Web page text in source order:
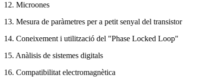
12. Microones
13. Mesura de paràmetres per a petit senyal del transistor
14. Coneixement i utilització del "Phase Locked Loop"
15. Anàlisis de sistemes digitals
16. Compatibilitat electromagnètica